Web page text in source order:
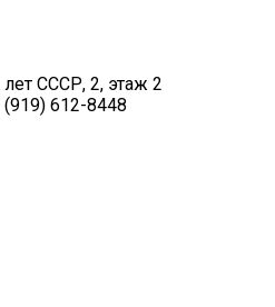
лет СССР, 2, этаж 2
612-8448